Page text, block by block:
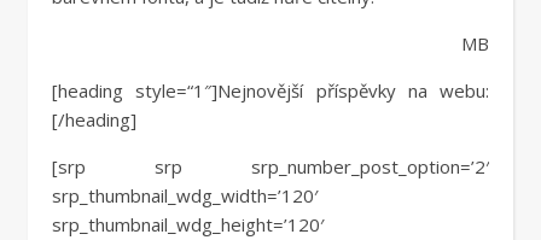
MB
[heading style=“1″]Nejnovější příspěvky na webu:
[/heading]
[srp srp srp_number_post_option=’2′
srp_thumbnail_wdg_width=’120′
srp_thumbnail_wdg_height=’120′